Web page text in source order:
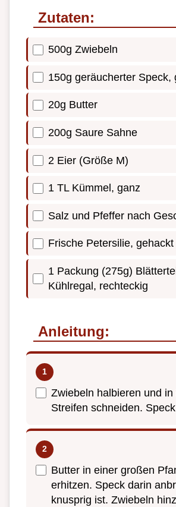
Zutaten:
500g Zwiebeln
150g geräucherter Speck,
20g Butter
200g Saure Sahne
2 Eier (Größe M)
1 TL Kümmel, ganz
Salz und Pfeffer nach
Frische Petersilie,
1 Packung (275g)
Kühlregal, rechteckig
Anleitung:
Zwiebeln halbieren und in
Streifen schneiden.
Butter in einer großen
erhitzen. Speck darin
knusprig ist. Zwiebeln